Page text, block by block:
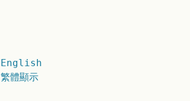
English
繁體顯示